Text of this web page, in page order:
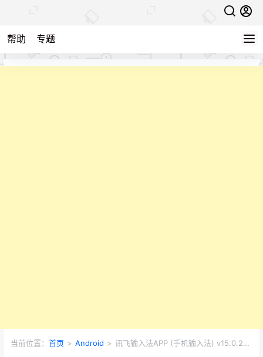
帮助 专题
当前位置： 首页 > Android > 讯飞输入法APP (手机输入法) v15.0.2